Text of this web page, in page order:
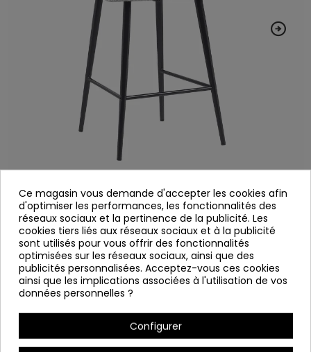
TABOURET TEBAS GRIS CLAIR
Référence 6030
Tabouret gris clair.
Siège textile avec intérieur
le contreplaqué et la mousse.
Les jambes en métal noir.
Ce magasin vous demande d'accepter les cookies afin
d'optimiser les performances, les fonctionnalités des
réseaux sociaux et la pertinence de la publicité. Les
cookies tiers liés aux réseaux sociaux et à la publicité
sont utilisés pour vous offrir des fonctionnalités
optimisées sur les réseaux sociaux, ainsi que des
publicités personnalisées. Acceptez-vous ces cookies
ainsi que les implications associées à l'utilisation de vos
données personnelles ?
Configurer